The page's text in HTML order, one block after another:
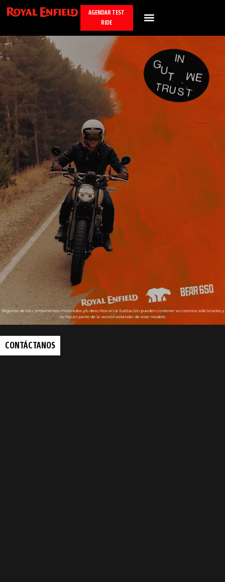
AGENDAR TEST
RIDE
*Algunos de los componentes mostrados y/o descritos en la ilustración pueden contener accesorios adicionales y
no hacen parte de la versión estándar de este modelo.
CONTÁCTANOS